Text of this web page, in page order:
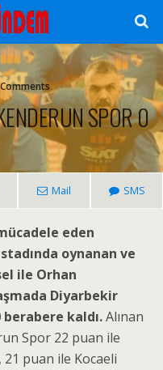
SPOR 0
Mail SMS
eden
oynanan ve
ile Orhan
Diyarbekir
kaldı.Alınan
Spor 22 puan ile
puan ile Kocaeli